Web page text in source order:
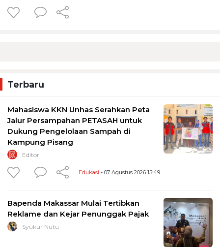
Terbaru
Mahasiswa KKN Unhas Serahkan Peta
Jalur Persampahan PETASAH untuk
Dukung Pengelolaan Sampah di
Kampung Pisang
Editor
Edukasi - 07 Agustus 2026 15:49
Bapenda Makassar Mulai Tertibkan
Reklame dan Kejar Penunggak Pajak
Syukur Nutu